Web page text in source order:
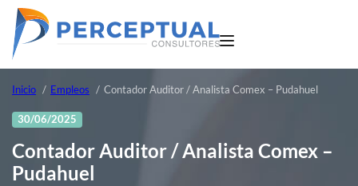
Inicio Empleos Contador Auditor / Analista Comex – Pudahuel
30/06/2025
Contador Auditor / Analista Comex –
Pudahuel